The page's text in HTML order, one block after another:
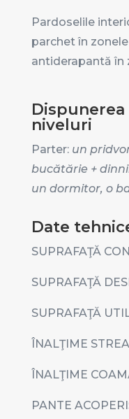
Pardoselile
parchet în
antiderapantă în
niveluri
Parter: un
bucătărie +
un dormitor, o
Date
SUPRAFAŢĂ
SUPRAFAŢĂ
SUPRAFAŢĂ
ÎNALŢIME
ÎNALŢIME
PANTE